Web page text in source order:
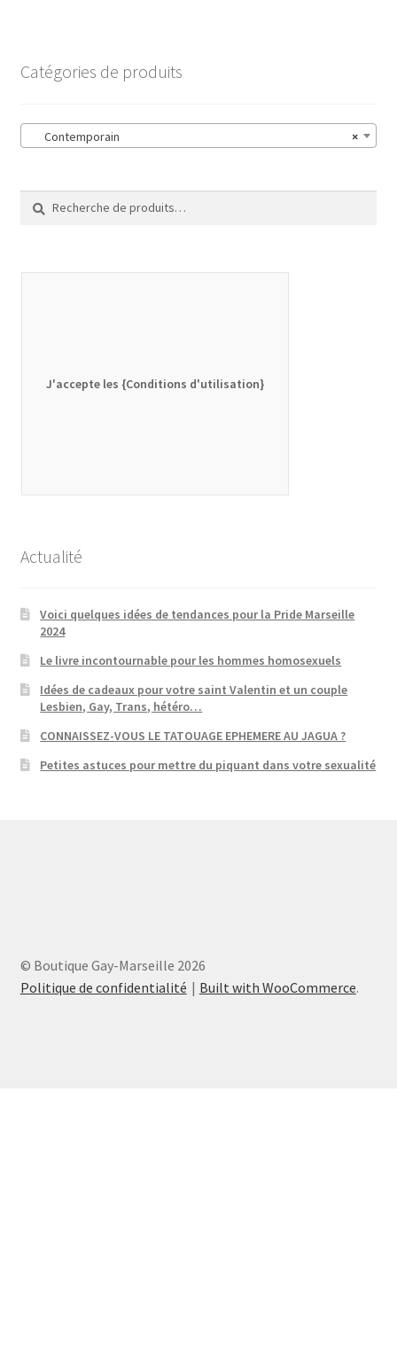
Catégories de produits
×
Contemporain
pour :
J'accepte les {Conditions d'utilisation}
Actualité
Voici quelques idées de tendances pour la Pride Marseille
2024
Le livre incontournable pour les hommes homosexuels
Idées de cadeaux pour votre saint Valentin et un couple
Lesbien, Gay, Trans, hétéro…
CONNAISSEZ-VOUS LE TATOUAGE EPHEMERE AU JAGUA ?
Petites astuces pour mettre du piquant dans votre sexualité
© Boutique Gay-Marseille 2026
Politique de confidentialité
Built with WooCommerce.